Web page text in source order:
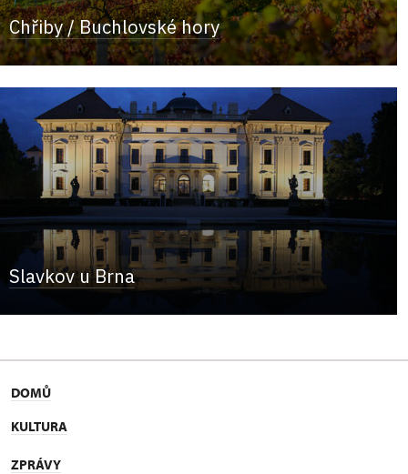
Chřiby / Buchlovské hory
Slavkov u Brna
DOMŮ
KULTURA
ZPRÁVY